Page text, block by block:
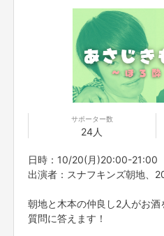
サポーター数
24人
日時：10/20(月)20:00-21:00
出演者：スナフキンズ朝地、
朝地と木本の仲良し2人がお
質問に答えます！